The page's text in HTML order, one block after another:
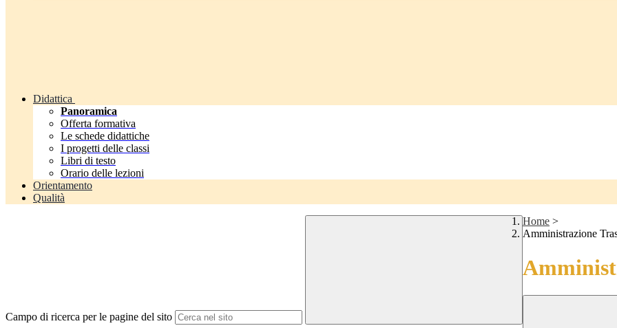
Didattica
Panoramica
Offerta formativa
Le schede didattiche
I progetti delle classi
Libri di testo
Orario delle lezioni
Orientamento
Qualità
Campo di ricerca per le pagine del sito
Home >
Amministrazione